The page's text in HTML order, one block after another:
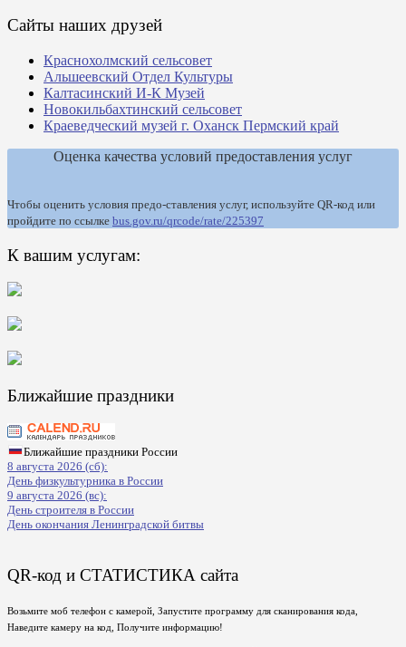
Сайты наших друзей
Краснохолмский сельсовет
Альшеевский Отдел Культуры
Калтасинский И-К Музей
Новокильбахтинский сельсовет
Краеведческий музей г. Оханск Пермский край
Оценка качества условий предоставления услуг
Чтобы оценить условия предо-ставления услуг, используйте QR-код или
пройдите по ссылке bus.gov.ru/qrcode/rate/225397
К вашим услугам:
Ближайшие праздники
Ближайшие праздники России
8 августа 2026 (сб):
День физкультурника в России
9 августа 2026 (вс):
День строителя в России
День окончания Ленинградской битвы
QR-код и СТАТИСТИКА сайта
Возьмите моб телефон с камерой, Запустите программу для сканирования кода,
Наведите камеру на код, Получите информацию!